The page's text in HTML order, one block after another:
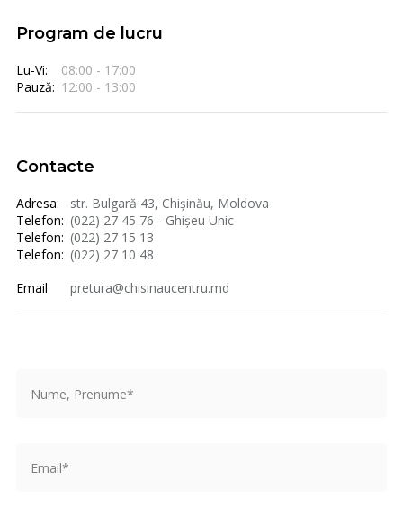
Program de lucru
Lu-Vi:
08:00 - 17:00
Pauză: 12:00 - 13:00
Contacte
Adresa:
str. Bulgară 43, Chișinău, Moldova
Telefon: (022) 27 45 76 - Ghișeu Unic
Telefon: (022) 27 15 13
Telefon: (022) 27 10 48
Email
pretura@chisinaucentru.md